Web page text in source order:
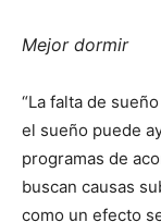
Mejor dormir
“La falta de
el sueño puede
programas de
buscan causas
como un efecto